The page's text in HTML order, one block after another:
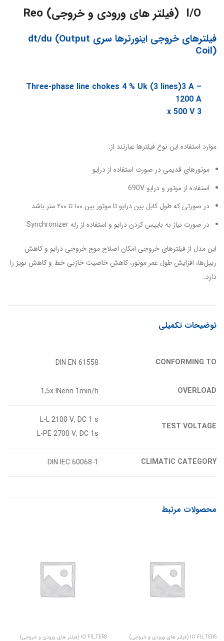
I/O (فیلتر های ورودی و خروجی) Reo
فیلترهای خروجی اینورترها سری dt/du (Output
Coil)
Three-phase line chokes 4 % Uk (3 lines)3 A –
1200 A
3 x 500 V
موارد استفاده این نوع فیلترها عبارتند از:
موتورهای قدیمی در صورت استفاده از درایو
استفاده از موتور و درایو 690V
در صورتی که طول کابل بین درایو تا موتور بین ۱۰۰ تا ۲۰۰ متر باشد
در صورت نیاز به بایپس کردن درایو و استفاده از رله Synchronizer
این مدل از فیلترهای خروجی امکان اصلاح موج خروجی درایو و کاهش
ریپل‌ها، افزایش طول عمر موتور، کاهش خاصیت خازنی خط و کاهش نویز را
دارد.
توضیحات تکمیلی
CONFORMING TO
DIN EN 61558
OVERLOAD
1,5x INenn 1min/h
TEST VOLTAGE
L-L 2100 V, DC 1 s
L-PE 2700 V, DC 1s
CLIMATIC CATEGORY
DIN IEC 60068-1
محصولات مرتبط
IO FILTERS (فیلتر های ورودی و خروجی) IO FILTERS (فیلتر های ورودی و خروجی)